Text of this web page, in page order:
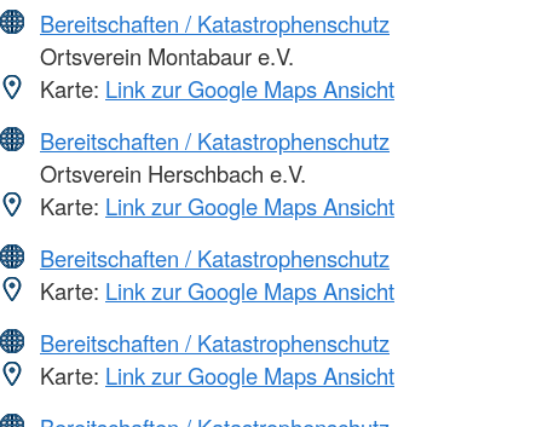
Bereitschaften / Katastrophenschutz
Ortsverein Montabaur e.V.
Karte: Link zur Google Maps Ansicht
Bereitschaften / Katastrophenschutz
Ortsverein Herschbach e.V.
Karte: Link zur Google Maps Ansicht
Bereitschaften / Katastrophenschutz
Karte: Link zur Google Maps Ansicht
Bereitschaften / Katastrophenschutz
Karte: Link zur Google Maps Ansicht